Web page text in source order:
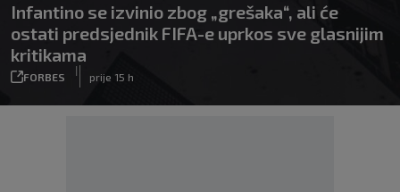
Infantino se izvinio zbog „grešaka“, ali će
ostati predsjednik FIFA-e uprkos sve glasnijim
kritikama
FORBES
|
prije 15 h